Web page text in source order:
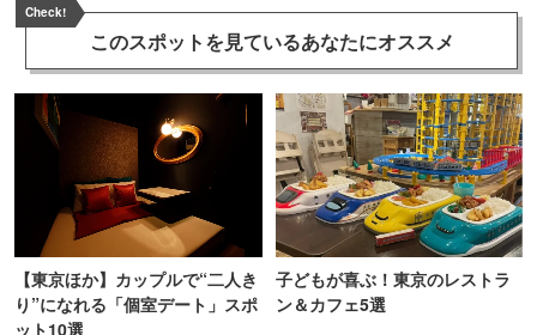
Check!
このスポットを見ているあなたにオススメ
【東京ほか】カップルで“二人き
り”になれる「個室デート」スポ
ット10選
子どもが喜ぶ！東京のレストラ
ン＆カフェ5選